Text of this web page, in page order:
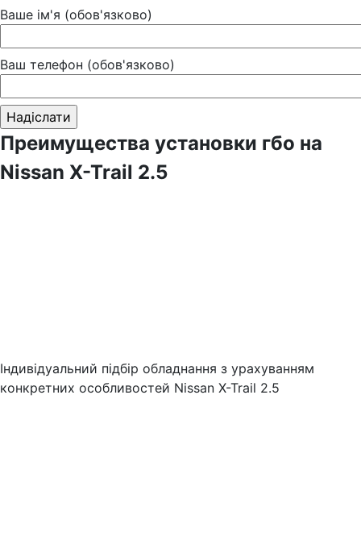
Ваше ім'я (обов'язково)
Ваш телефон (обов'язково)
Преимущества установки гбо на
Nissan X-Trail 2.5
Індивідуальний підбір обладнання з урахуванням
конкретних особливостей Nissan X-Trail 2.5